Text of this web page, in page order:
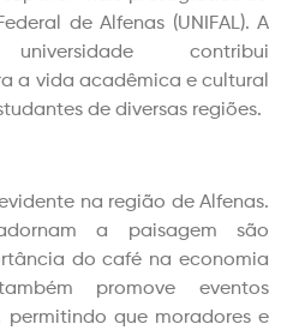
de Alfenas (UNIFAL). A
contribui
a vida acadêmica e cultural
de diversas regiões.
na região de Alfenas.
a paisagem são
do café na economia
promove eventos
permitindo que moradores e